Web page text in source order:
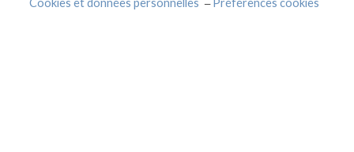
Cookies et données personnelles
Préférences cookies